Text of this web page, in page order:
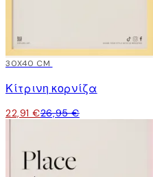
15%*
30X40 CM
Κίτρινη κορνίζα
22,91 €26,95 €